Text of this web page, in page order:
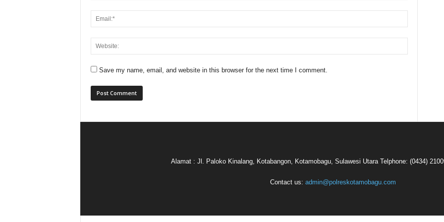
Save my name, email, and website in this browser for the next time I comment.
Alamat : Jl. Paloko Kinalang, Kotabangon, Kotamobagu, Sulawesi Utara Telphone: (0434)
Contact us: admin@polreskotamobagu.com